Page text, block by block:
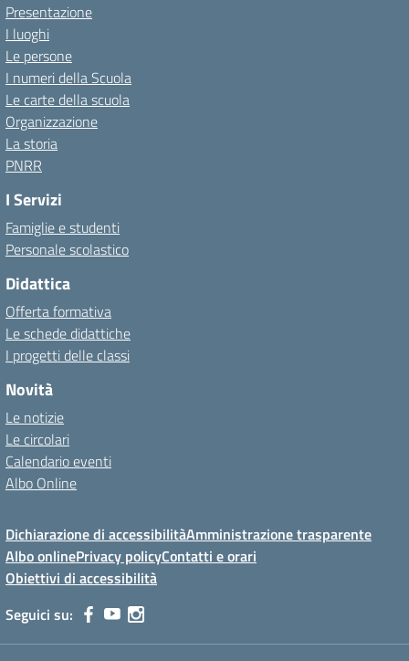
Presentazione
I luoghi
Le persone
I numeri della Scuola
Le carte della scuola
Organizzazione
La storia
PNRR
I Servizi
Famiglie e studenti
Personale scolastico
Didattica
Offerta formativa
Le schede didattiche
I progetti delle classi
Novità
Le notizie
Le circolari
Calendario eventi
Albo Online
Dichiarazione di accessibilitàAmministrazione trasparente
Albo onlinePrivacy policyContatti e orari
Obiettivi di accessibilità
Seguici su: